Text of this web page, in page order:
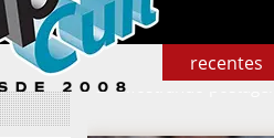
recentes
Mostrando